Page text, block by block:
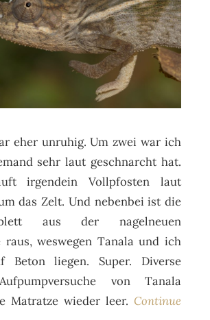
eher unruhig. Um zwei war ich
sehr laut geschnarcht hat.
irgendein Vollpfosten laut
das Zelt. Und nebenbei ist die
aus der nagelneuen
raus, weswegen Tanala und ich
Beton liegen. Super. Diverse
von Tanala
Matratze wieder leer. Continue